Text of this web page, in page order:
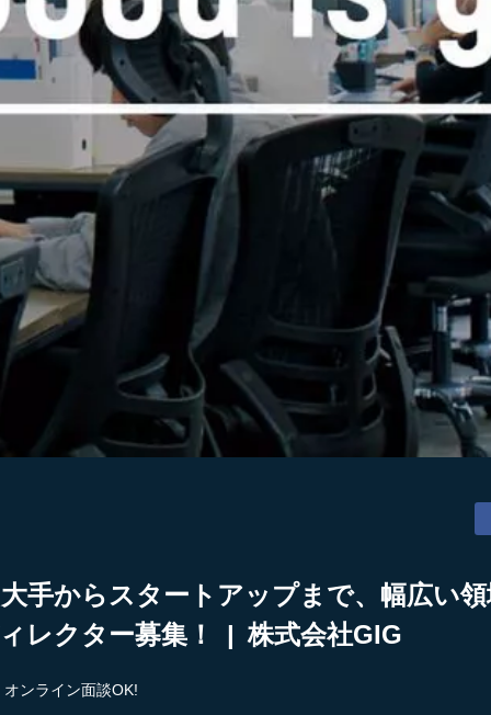
手からスタートアップまで、幅広い
レクター募集！ | 株式会社GIG
オンライン面談OK!